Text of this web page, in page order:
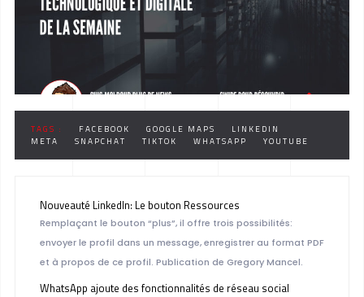
2024
TAGS : FACEBOOK GOOGLE MAPS
LINKEDIN
META
SNAPCHAT TIKTOK WHATSAPP YOUTUBE
Nouveauté LinkedIn: Le bouton Ressources
Remplaçant le bouton “plus”, il offre trois possibilités:
envoyer le profil dans un message, enregistrer au format PDF
et à propos de ce profil. Publication de Gregory Mancel.
WhatsApp ajoute des fonctionnalités de réseau social